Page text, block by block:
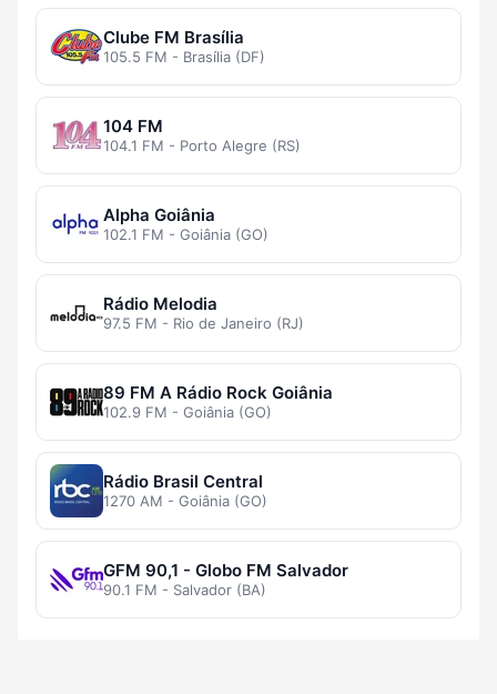
Clube FM Brasília
105.5 FM - Brasília (DF)
104 FM
104.1 FM - Porto Alegre (RS)
Alpha Goiânia
102.1 FM - Goiânia (GO)
Rádio Melodia
97.5 FM - Rio de Janeiro (RJ)
89 FM A Rádio Rock Goiânia
102.9 FM - Goiânia (GO)
Rádio Brasil Central
1270 AM - Goiânia (GO)
GFM 90,1 - Globo FM Salvador
90.1 FM - Salvador (BA)